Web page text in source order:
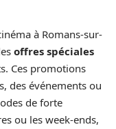
à Romans-sur-
offres spéciales
Ces promotions
des événements ou
de forte
ou les week-ends,